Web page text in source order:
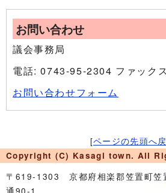
お問い合わせ
議会事務局
電話: 0743-95-2304 ファック
お問い合わせフォーム
[ページの先頭へ
Copyright (C) Kasagi town. All
〒619-1303 京都府相楽郡笠置町笠
通90-1